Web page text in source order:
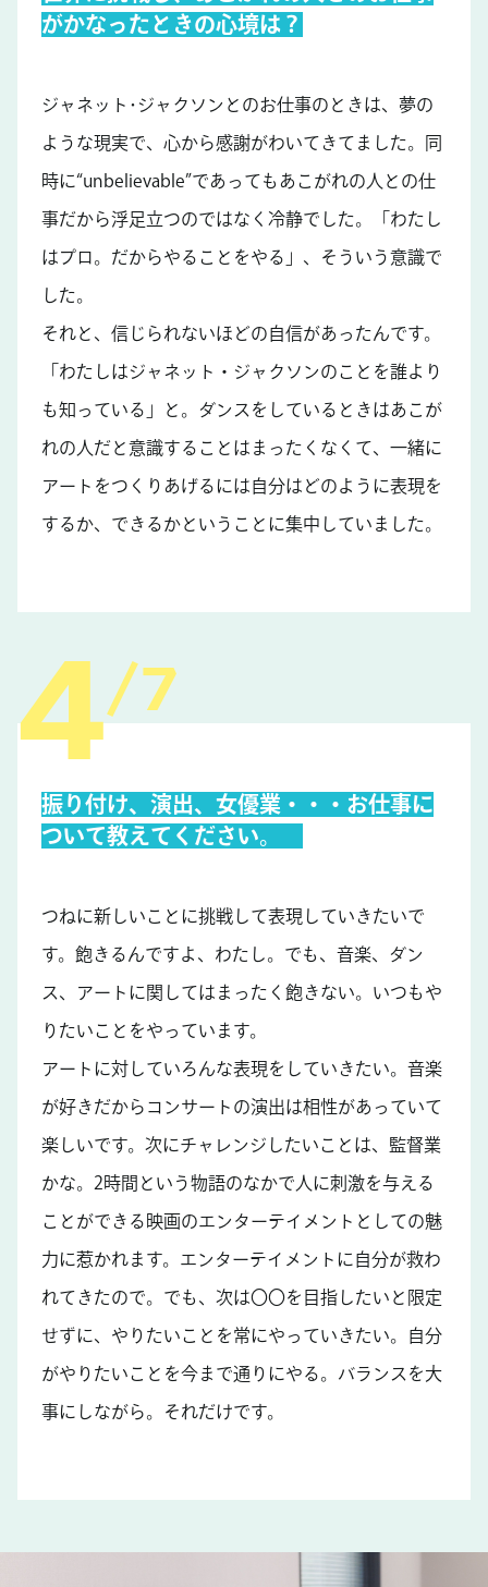
がかなったときの心境は？
ジャネット･ジャクソンとのお仕事のときは、夢の
ような現実で、心から感謝がわいてきてました。同
時に“unbelievable”であってもあこがれの人との仕
事だから浮足立つのではなく冷静でした。「わたし
はプロ。だからやることをやる」、そういう意識で
した。
それと、信じられないほどの自信があったんです。
「わたしはジャネット・ジャクソンのことを誰より
も知っている」と。ダンスをしているときはあこが
れの人だと意識することはまったくなくて、一緒に
アートをつくりあげるには自分はどのように表現を
するか、できるかということに集中していました。
7
振り付け、演出、女優業・・・お仕事に
ついて教えてください。
つねに新しいことに挑戦して表現していきたいで
す。飽きるんですよ、わたし。でも、音楽、ダン
ス、アートに関してはまったく飽きない。いつもや
りたいことをやっています。
アートに対していろんな表現をしていきたい。音楽
が好きだからコンサートの演出は相性があっていて
楽しいです。次にチャレンジしたいことは、監督業
かな。2時間という物語のなかで人に刺激を与える
ことができる映画のエンターテイメントとしての魅
力に惹かれます。エンターテイメントに自分が救わ
れてきたので。でも、次は〇〇を目指したいと限定
せずに、やりたいことを常にやっていきたい。自分
がやりたいことを今まで通りにやる。バランスを大
事にしながら。それだけです。